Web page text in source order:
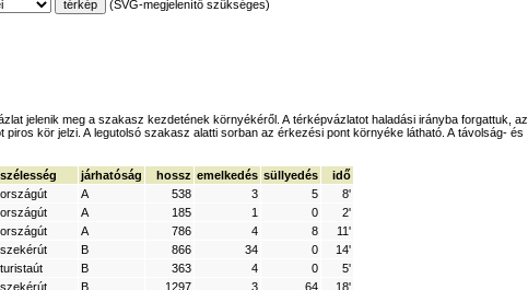
(SVG-megjelenítő szükséges)
jelenik meg a szakasz kezdetének környékéről. A térképvázlatot haladási irányba forgattuk, az
kör jelzi. A legutolsó szakasz alatti sorban az érkezési pont környéke látható. A távolság- és
szélesség járhatóság hossz emelkedés süllyedés
idő
országút A 538 3 5
8'
országút A 185 1 0
2'
országút A 786 4 8
11'
szekérút B 866 34 0
14'
turistaút B 363 4 0
5'
szekérút B 1297 3 64
18'